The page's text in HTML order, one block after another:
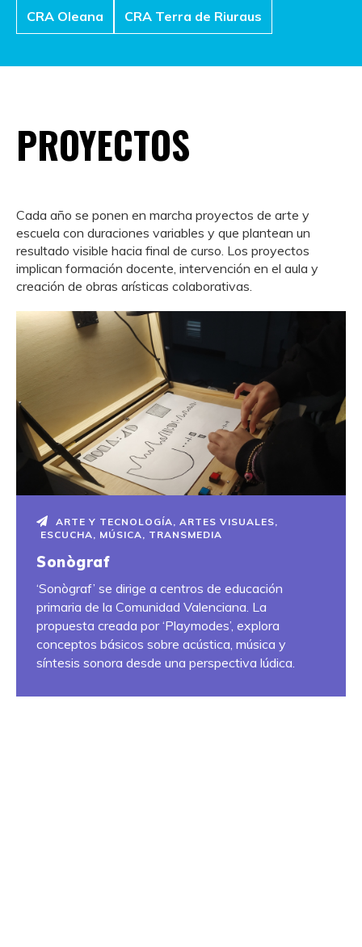
CRA Oleana CRA Terra de Riuraus
PROYECTOS
Cada año se ponen en marcha proyectos de arte y
escuela con duraciones variables y que plantean un
resultado visible hacia final de curso. Los proyectos
implican formación docente, intervención en el aula y
creación de obras arísticas colaborativas.
ARTE Y TECNOLOGÍA, ARTES VISUALES,
ESCUCHA, MÚSICA, TRANSMEDIA
Sonògraf
‘Sonògraf’ se dirige a centros de educación
primaria de la Comunidad Valenciana. La
propuesta creada por ‘Playmodes’, explora
conceptos básicos sobre acústica, música y
síntesis sonora desde una perspectiva lúdica.